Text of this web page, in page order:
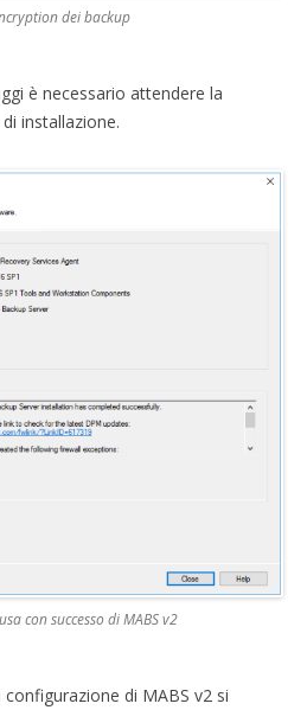
dei backup
è necessario attendere la
installazione.
con successo di MABS v2
di MABS v2 si